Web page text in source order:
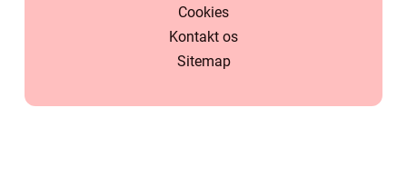
Cookies
Kontakt os
Sitemap